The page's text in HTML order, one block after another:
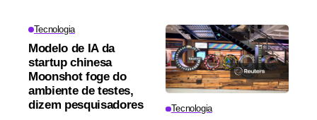
Tecnologia
Modelo de IA da
startup chinesa
Moonshot foge do
ambiente de testes,
dizem pesquisadores
Tecnologia